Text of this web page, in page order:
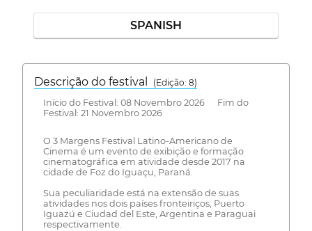
SPANISH
Descrição do festival
(Edição: 8)
Início do Festival: 08 Novembro 2026 Fim do
Festival: 21 Novembro 2026
O 3 Margens Festival Latino-Americano de
Cinema é um evento de exibição e formação
cinematográfica em atividade desde 2017 na
cidade de Foz do Iguaçu, Paraná.
Sua peculiaridade está na extensão de suas
atividades nos dois países fronteiriços, Puerto
Iguazú e Ciudad del Este, Argentina e Paraguai
respectivamente.